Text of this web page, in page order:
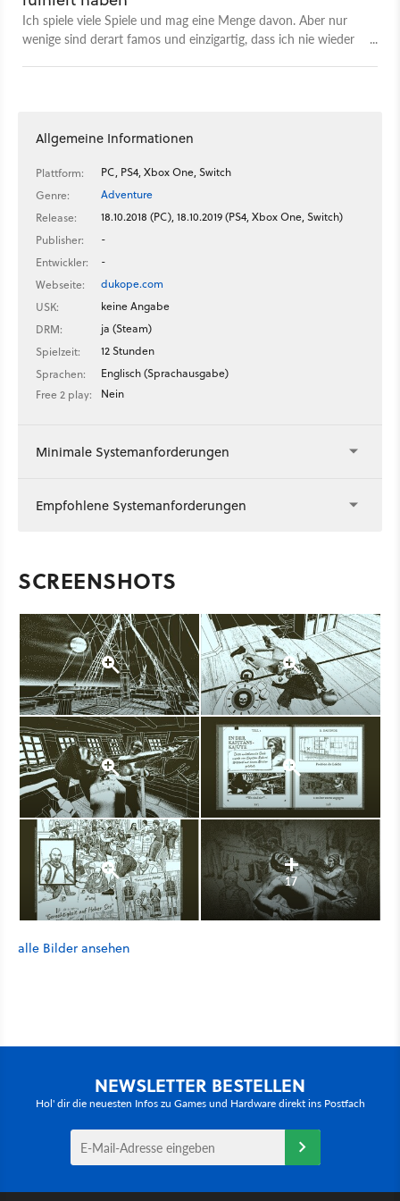
Ich spiele viele Spiele und mag eine Menge davon. Aber nur
wenige sind derart famos und einzigartig, dass ich nie wieder
Allgemeine Informationen
Plattform:
PC, PS4, Xbox One, Switch
Genre:
Adventure
Release:
18.10.2018 (PC), 18.10.2019 (PS4, Xbox One, Switch)
Publisher:
-
Entwickler:
-
Webseite:
dukope.com
USK:
keine Angabe
DRM:
ja (Steam)
Spielzeit:
12 Stunden
Sprachen:
Englisch (Sprachausgabe)
Free 2 play:
Nein
Minimale Systemanforderungen
Empfohlene Systemanforderungen
SCREENSHOTS
17
alle Bilder ansehen
NEWSLETTER BESTELLEN
Hol' dir die neuesten Infos zu Games und Hardware direkt ins Postfach